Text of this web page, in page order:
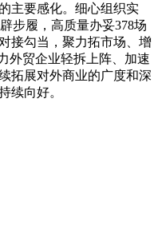
主要感化。细心组织实
步履，高质量办妥378场
接勾当，聚力拓市场、增
外贸企业轻拆上阵、加速
拓展对外商业的广度和深
续向好。